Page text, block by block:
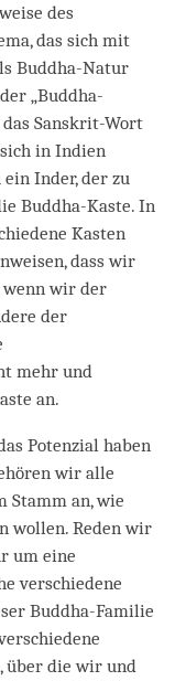
des
das sich mit
Buddha-Natur
„Buddha-
Sanskrit-Wort
in Indien
Inder, der zu
Buddha-Kaste. In
Kasten
dass wir
wenn wir der
der
mehr und
an.
Potenzial haben
wir alle
Stamm an, wie
wollen. Reden wir
um eine
verschiedene
Buddha-Familie
über die wir und